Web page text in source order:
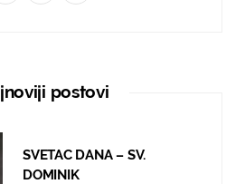
t
r
T
postovi
SVETAC DANA – SV.
DOMINIK